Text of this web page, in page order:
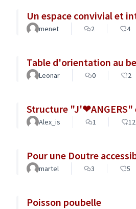
menet 2 4
Table d'orientation au
Leonar 0 2
Structure "J'❤ANGERS"
Alex_is 1 12
Pour une Doutre
martel 3 5
Poisson poubelle